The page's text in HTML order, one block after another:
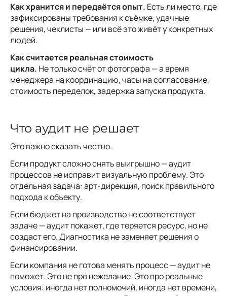
Как хранится и передаётся опыт. Есть ли место, где
зафиксированы требования к съёмке, удачные
решения, чеклисты — или всё это живёт у конкретных
людей.
Как считается реальная стоимость
цикла. Не только счёт от фотографа — а время
менеджера на координацию, часы на согласование,
стоимость переделок, задержка запуска продукта.
Что аудит не решает
Это важно сказать честно.
Если продукт сложно снять выигрышно — аудит
процессов не исправит визуальную проблему. Это
отдельная задача: арт-дирекция, поиск правильного
подхода к объекту.
Если бюджет на производство не соответствует
задаче — аудит покажет, где теряется ресурс, но не
создаст его. Диагностика не заменяет решения о
финансировании.
Если компания не готова менять процесс — аудит не
поможет. Это не про нежелание. Это про реальные
условия: иногда нет полномочий, иногда нет времени,